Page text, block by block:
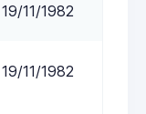
19/11/1982
19/11/1982